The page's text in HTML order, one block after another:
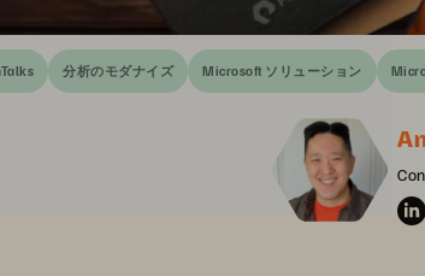
分析のモダナイズ Microsoft ソリューション